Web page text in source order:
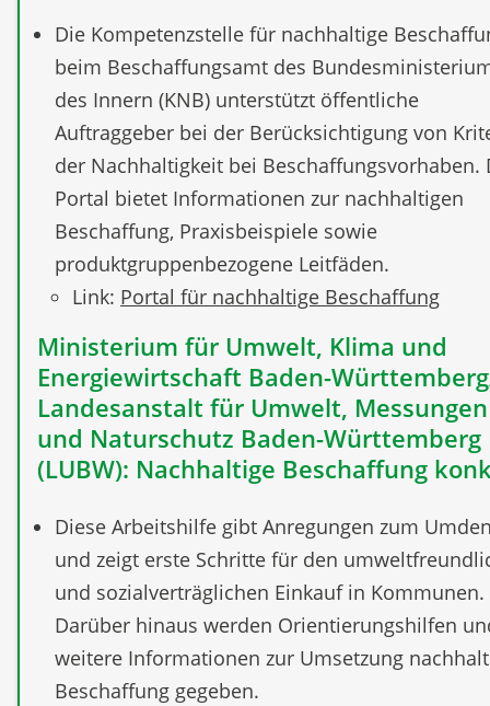
Die Kompetenzstelle für nachhaltige
beim Beschaffungsamt des
des Innern (KNB) unterstützt öffentliche
Auftraggeber bei der Berücksichtigung von
der Nachhaltigkeit bei Beschaffungsvorhaben.
Portal bietet Informationen zur nachhaltigen
Beschaffung, Praxisbeispiele sowie
produktgruppenbezogene Leitfäden.
Link: Portal für nachhaltige Beschaffung
Ministerium für Umwelt, Klima und
Energiewirtschaft Baden-
Landesanstalt für Umwelt, Messungen
und Naturschutz Baden-Württemberg
(LUBW): Nachhaltige Beschaffung
Diese Arbeitshilfe gibt Anregungen zum
und zeigt erste Schritte für den
und sozialverträglichen Einkauf in Kommunen.
Darüber hinaus werden Orientierungshilfen
weitere Informationen zur Umsetzung
Beschaffung gegeben.